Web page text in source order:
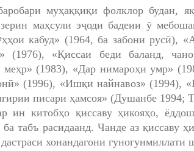
муҳаққиқи фолклор будан,
маҳсули эҷоди бадеии ӯ
кабуд» (1964, ба забони русӣ),
(1976), «Қиссаи беди баланд,
(1983), «Дар нимароҳи умр»
(1996), «Ишқи найнавоз» (1994),
писари ҳамсоя» (Душанбе 1994;
ин китобҳо қиссаву ҳикояҳо,
ба табъ расидаанд. Чанде аз қиссаву
хонандагони гуногунмиллати